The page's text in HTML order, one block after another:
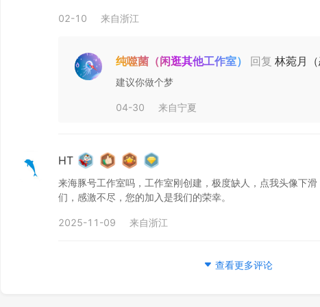
02-10 来自浙江
纯噬菌（闲逛其他工作室） 回复 林菀月
建议你做个梦
04-30 来自宁夏
HT
来海豚号工作室吗，工作室刚创建，极度缺人，点我头像下
们，感激不尽，您的加入是我们的荣幸。
2025-11-09 来自浙江
查看更多评论